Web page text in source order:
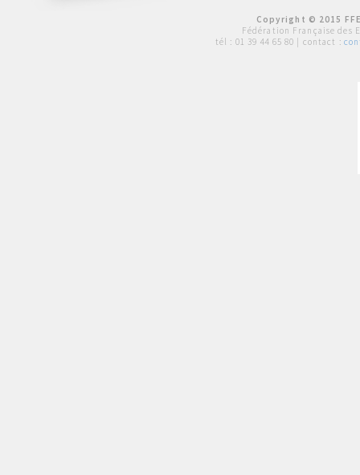
Copyright © 2015
Fédération Française des
tél : 01 39 44 65 80 | contact :